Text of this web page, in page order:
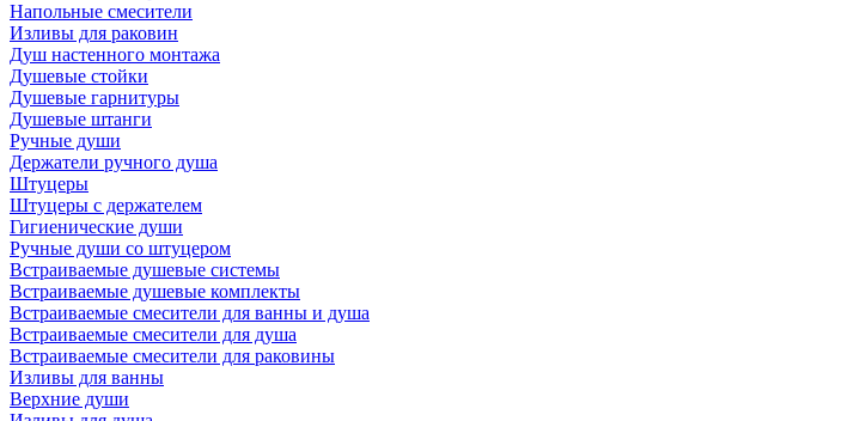
Напольные смесители
Изливы для раковин
Душ настенного монтажа
Душевые стойки
Душевые гарнитуры
Душевые штанги
Ручные души
Держатели ручного душа
Штуцеры
Штуцеры с держателем
Гигиенические души
Ручные души со штуцером
Встраиваемые душевые системы
Встраиваемые душевые комплекты
Встраиваемые смесители для ванны и душа
Встраиваемые смесители для душа
Встраиваемые смесители для раковины
Изливы для ванны
Верхние души